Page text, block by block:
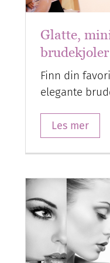
Glatte,
brudekjoler
Finn din
elegante
Les mer